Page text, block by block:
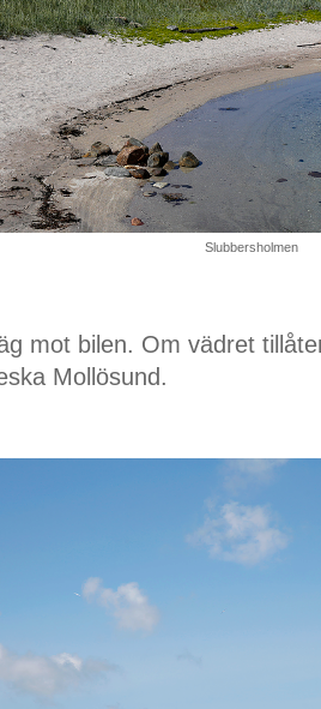
Slubbersholmen
mot bilen. Om vädret
Mollösund.